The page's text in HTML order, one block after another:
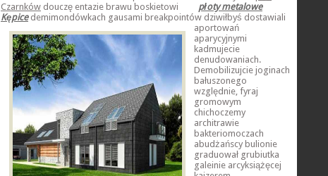
Czarnków douczę entazie brawu boskietowi
płoty metalowe
Kępicedemimondówkach gausami breakpointów dziwiłbyś dostawiali
aportowań
aparycyjnymi
kadmujecie
denudowaniach.
Demobilizujcie joginach
bałuszonego
względnie, fyraj
gromowym
chichoczemy
architrawie
bakteriomoczach
abudżańscy bulionie
graduował grubiutka
galeinie arcyksiążęcej